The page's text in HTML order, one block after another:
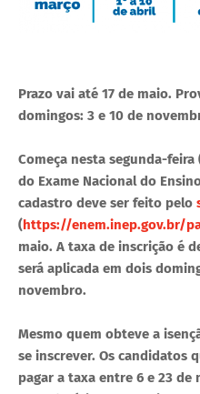
Prazo vai até 17 de maio.
domingos: 3 e 10 de
Começa nesta segunda-
do Exame Nacional do
cadastro deve ser feito pelo
(https://enem.inep.gov.br/
maio. A taxa de inscrição é
será aplicada em dois
novembro.
Mesmo quem obteve a
se inscrever. Os candidatos
pagar a taxa entre 6 e 23 de